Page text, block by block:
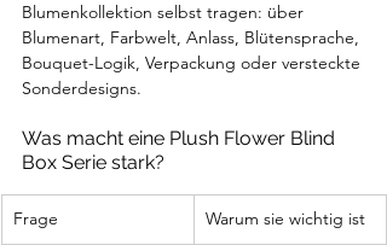
Blumenkollektion selbst tragen: über
Blumenart, Farbwelt, Anlass, Blütensprache,
Bouquet-Logik, Verpackung oder versteckte
Sonderdesigns.
Was macht eine Plush Flower Blind
Box Serie stark?
Frage Warum sie wichtig ist